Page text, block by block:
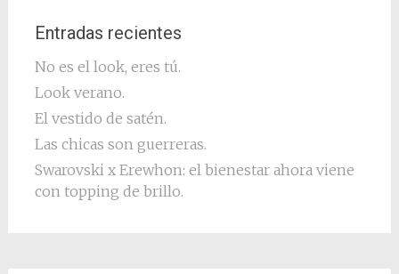
Entradas recientes
No es el look, eres tú.
Look verano.
El vestido de satén.
Las chicas son guerreras.
Swarovski x Erewhon: el bienestar ahora viene
con topping de brillo.